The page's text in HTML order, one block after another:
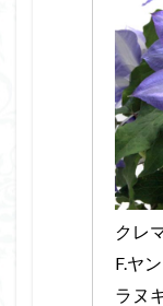
クレ
F.ヤ
ラヌ